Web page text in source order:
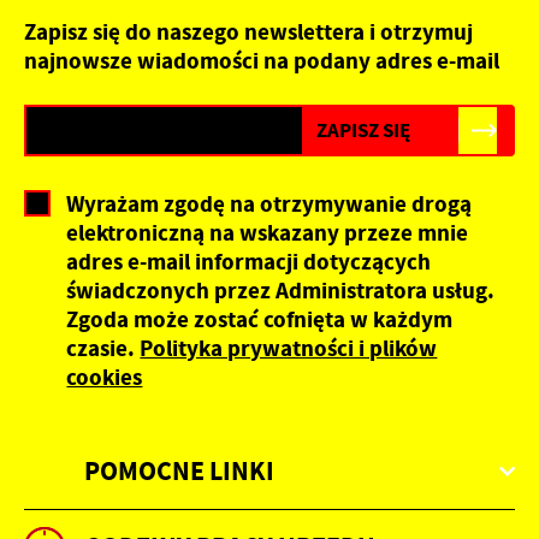
POMOCNE LINKI
Zapisz się do naszego newslettera i otrzymuj
najnowsze wiadomości na podany adres e-mail
Wyrażam zgodę na otrzymywanie drogą
elektroniczną na wskazany przeze mnie
adres e-mail informacji dotyczących
świadczonych przez Administratora usług.
Zgoda może zostać cofnięta w każdym
czasie. Polityka prywatności i plików
cookies
mogą pojawić się na stronach podmiotów trzecich lub firm
będących naszymi partnerami oraz innych dostawców
prezentujących nasze treści w postaci wiadomości, ofert,
komunikatów mediów społecznościowych.